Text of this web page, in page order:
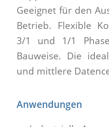
Geeignet für den
Betrieb. Flexible
3/1 und 1/1
Bauweise. Die
und mittlere
Anwendungen